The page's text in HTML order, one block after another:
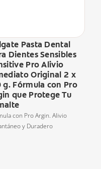
Pasta Dental
Dientes Sensibles
Pro Alivio
Original 2 x
g. Fórmula con Pro
que Protege Tu
con Pro Argin. Alivio
y Duradero